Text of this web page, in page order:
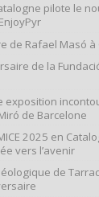
pilote le
de Rafael Masó à
de la
exposition
de Barcelone
2025 en
vers l’avenir
de